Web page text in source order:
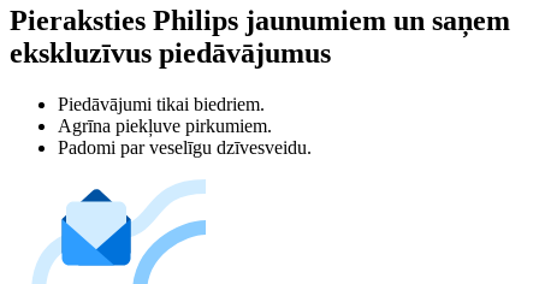
Pieraksties Philips jaunumiem un saņem
ekskluzīvus piedāvājumus
Piedāvājumi tikai biedriem.
Agrīna piekļuve pirkumiem.
Padomi par veselīgu dzīvesveidu.